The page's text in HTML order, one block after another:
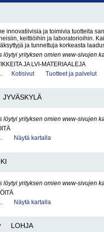
innovatiivisia ja toimivia tuotteita
keittiöihin ja laboratorioihin.
ja tunnettuja korkeasta
löytyi yrityksen omien www-sivujen
JA LVI-MATERIAALEJA
Kotisivut Tuotteet ja palvelut
JYVÄSKYLÄ
löytyi yrityksen omien www-sivujen
Näytä kartalla
löytyi yrityksen omien www-sivujen
Näytä kartalla
LOHJA